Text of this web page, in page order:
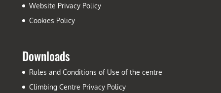
Website Privacy Policy
Cookies Policy
Downloads
Rules and Conditions of Use of the centre
Climbing Centre Privacy Policy